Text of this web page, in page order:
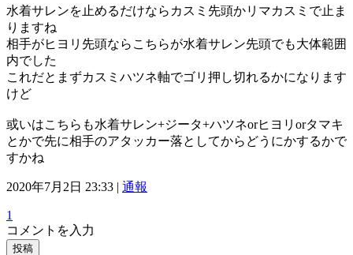
水着サレンを止めるだけならカスミ先頭かリマカスミで止ま
りますね
相手がヒヨリ先頭ならこちらが水着サレン先頭でも大体範囲
内でした
これだとまずカスミハツネ軸でゴリ押し切れるかになります
けど
或いはこちらも水着サレン+ジータ+ハツネorヒヨリorタマキ
とかで先に相手のアタッカー落としてからどうにかするかで
すかね
2020年7月2日 23:33 | 通報
1
コメントを入力
投稿